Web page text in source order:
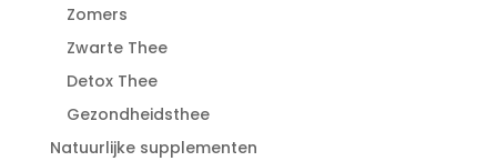
Zomers
Zwarte Thee
Detox Thee
Gezondheidsthee
Natuurlijke supplementen